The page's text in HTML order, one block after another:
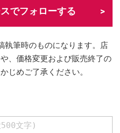
でフォローする
執筆時のものになります。店
、価格変更および販売終了の
じめご了承ください。